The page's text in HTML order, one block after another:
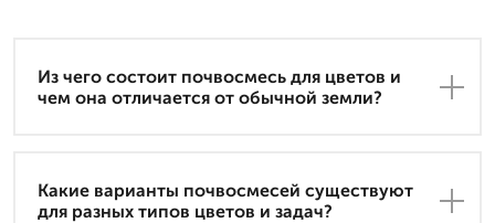
Из чего состоит почвосмесь для цветов и
чем она отличается от обычной земли?
Какие варианты почвосмесей существуют
для разных типов цветов и задач?